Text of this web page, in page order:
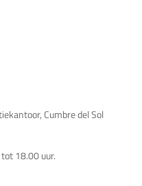
Cumbre del Sol
18.00 uur.